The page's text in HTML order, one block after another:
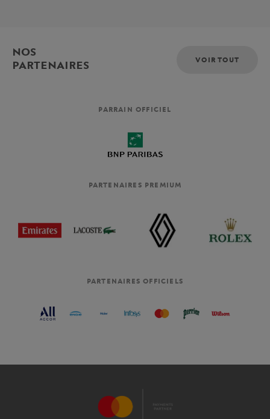
NOS
PARTENAIRES
VOIR TOUT
PARRAIN OFFICIEL
PARTENAIRES PREMIUM
PARTENAIRES OFFICIELS